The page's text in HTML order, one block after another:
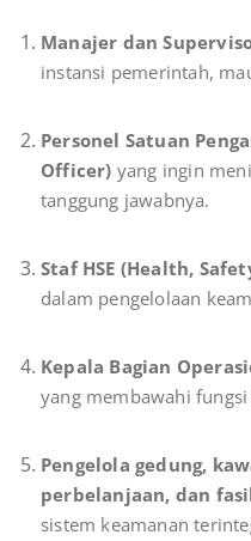
Manajer dan
instansi pemerintah,
Personel Satuan
Officer) yang ingin
tanggung jawabnya.
Staf HSE (Health,
dalam pengelolaan
Kepala Bagian
yang membawahi
Pengelola gedung,
perbelanjaan, dan
sistem keamanan